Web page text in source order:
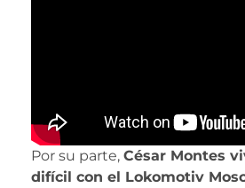
Por su parte, César Montes
difícil con el Lokomotiv